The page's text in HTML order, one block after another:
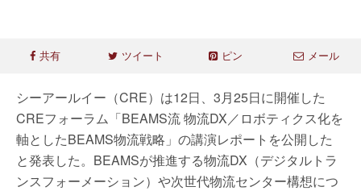
共有 ツイート ピン メール
シーアールイー（CRE）は12日、3月25日に開催した
CREフォーラム「BEAMS流 物流DX／ロボティクス化を
軸としたBEAMS物流戦略」の講演レポートを公開した
と発表した。BEAMSが推進する物流DX（デジタルトラ
ンスフォーメーション）や次世代物流センター構想につ